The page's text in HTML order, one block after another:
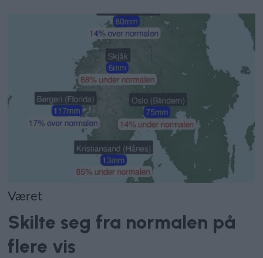
Været
Skilte seg fra normalen på
flere vis